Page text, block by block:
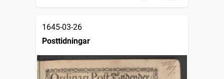
1645-03-26
Posttidningar